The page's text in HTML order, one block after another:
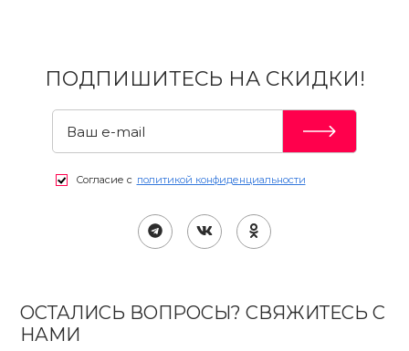
ПОДПИШИТЕСЬ НА СКИДКИ!
Согласие с политикой конфиденциальности
ОСТАЛИСЬ ВОПРОСЫ? СВЯЖИТЕСЬ С
НАМИ